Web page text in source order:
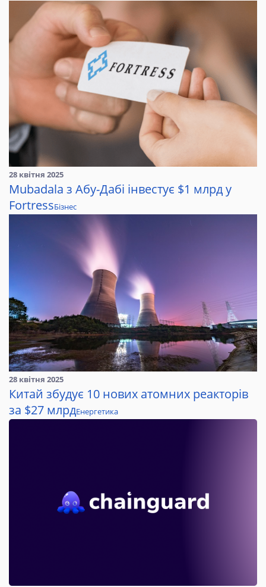
28 квітня 2025
Mubadala з Абу-Дабі інвестує $1 млрд у
FortressБізнес
28 квітня 2025
Китай збудує 10 нових атомних реакторів
за $27 млрдЕнергетика